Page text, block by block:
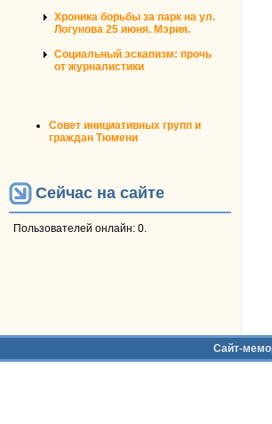
Хроника борьбы за парк на ул.
Логунова 25 июня. Мэрия.
Социальный эскапизм: прочь
от журналистики
Совет инициативных групп и
граждан Тюмени
Сейчас на сайте
Пользователей онлайн: 0.
Сайт-